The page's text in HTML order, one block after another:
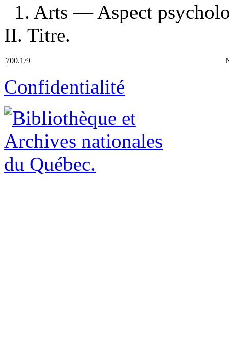
1. Arts — Aspect
II. Titre.
700.1/9
Confidentialité